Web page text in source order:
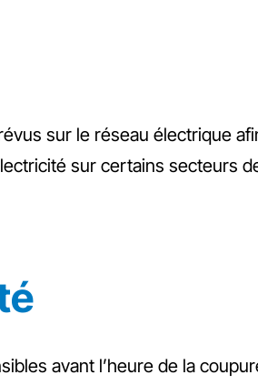
sur le réseau électrique
sur certains secteurs
avant l’heure de la